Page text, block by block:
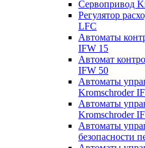
Cервопривод
Регулятор
LFC
Автоматы
IFW 15
Автомат
IFW 50
Автоматы
Kromschroder
Автоматы
Kromschroder
Автоматы
безопасности